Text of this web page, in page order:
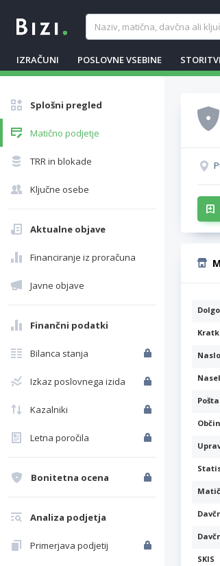
IZRAČUNI POSLOVNE VSEBINE
Splošni pregled
Matično podjetje
TRR in blokade
Ključne osebe
Aktualne objave
Financiranje iz proračuna
Javne objave
Finančni podatki
Bilanca stanja
Izkaz poslovnega izida
Kazalniki
Letna poročila
Bonitetna ocena
Analiza podjetja
Primerjava podjetij
Pošta
SKIS